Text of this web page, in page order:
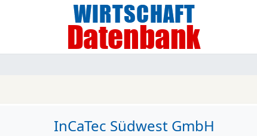
InCaTec Südwest GmbH